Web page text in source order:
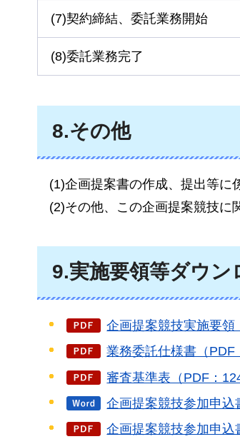
(7)契約締結、委託業務開始
(8)委託業務完了
8.その他
(1)企画提案書の作成、提出等に
(2)その他、この企画提案競技に
9.実施要領等ダウン
企画提案競技実施要領
業務委託仕様書（PDF
審査基準表（PDF：
企画提案競技参加申込
企画提案競技参加申込